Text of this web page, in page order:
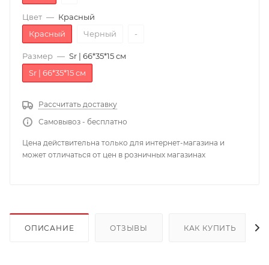
Цвет — Красный
Красный
Черный -
Размер — Sr | 66*35*15 см
Sr | 66*35*15 см
Рассчитать доставку
Самовывоз - бесплатно
Цена действительна только для интернет-магазина и
может отличаться от цен в розничных магазинах
ОПИСАНИЕ ОТЗЫВЫ КАК КУПИТЬ